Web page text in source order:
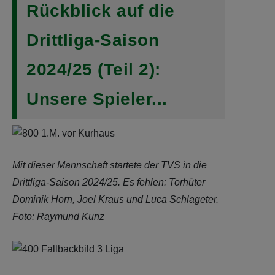
Rückblick auf die
Drittliga-Saison
2024/25 (Teil 2):
Unsere Spieler...
Mit dieser Mannschaft startete der TVS in die
Drittliga-Saison 2024/25. Es fehlen: Torhüter
Dominik Horn, Joel Kraus und Luca Schlageter.
Foto: Raymund Kunz